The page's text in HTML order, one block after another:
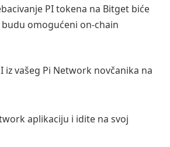
PI tokena na Bitget biće
omogućeni on-chain
iz vašeg Pi Network novčanika na
aplikaciju i idite na svoj